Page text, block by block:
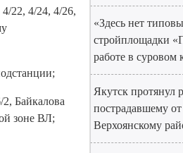
22, 4/24, 4/26,
Байкалова
зоне ВЛ;
«Здесь нет
стройплощадки
работе в суровом
Якутск протянул
пострадавшему
Верхоянскому